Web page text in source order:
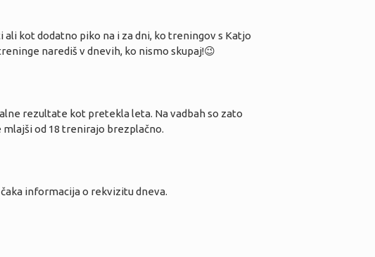
kot dodatno piko na i za dni, ko treningov s Katjo
narediš v dnevih, ko nismo skupaj!😉
rezultate kot pretekla leta. Na vadbah so zato
od 18 trenirajo brezplačno.
informacija o rekvizitu dneva.